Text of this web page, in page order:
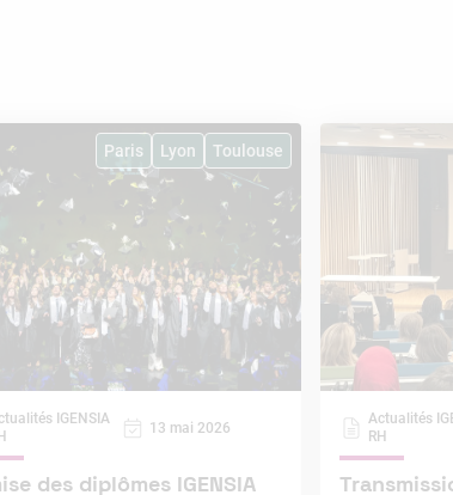
Paris Lyon Toulouse
IGENSIA
13 mai 2026
des diplômes IGENSIA
Actualités
RH